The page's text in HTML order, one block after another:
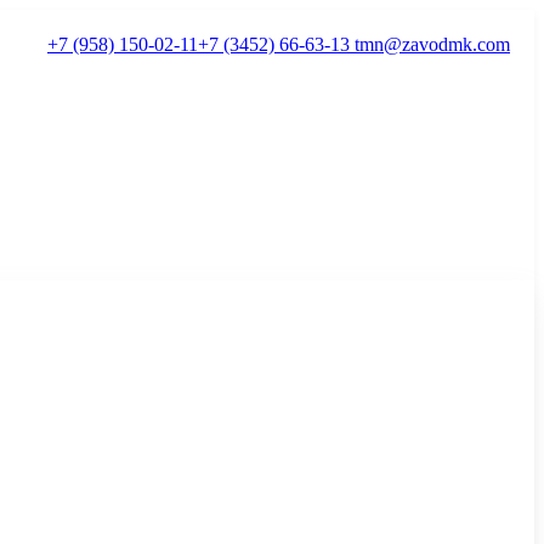
+7 (958) 150-02-11+7 (3452) 66-63-13 tmn@zavodmk.com